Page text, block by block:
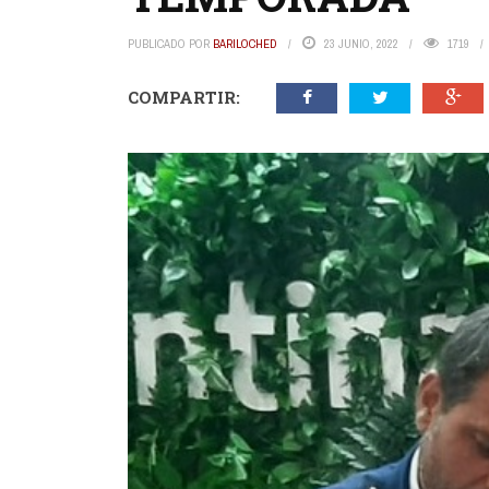
PUBLICADO POR BARILOCHED 23 JUNIO, 2022 1719
COMPARTIR: